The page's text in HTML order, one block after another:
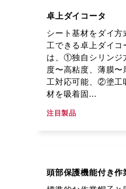
卓上ダイコータ
シート基材をダイ方
工できる卓上ダイコ
は、①独自シリンジ
度〜高粘度、薄膜〜
工対応可能、②塗工
材を吸着固...
注目製品
頭部保護機能付き作